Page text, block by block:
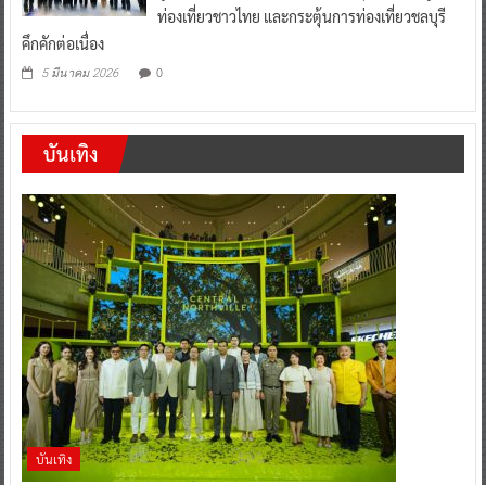
ท่องเที่ยวชาวไทย และกระตุ้นการท่องเที่ยวชลบุรี
คึกคักต่อเนื่อง
5 มีนาคม 2026 0
บันเทิง
บันเทิง